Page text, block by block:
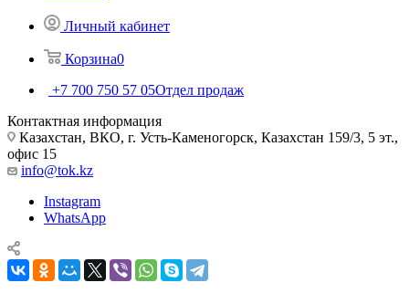
Личный кабинет
Корзина0
+7 700 750 57 05Отдел продаж
Контактная информация
Казахстан, ВКО, г. Усть-Каменогорск, Казахстан 159/3, 5 эт.,
офис 15
info@tok.kz
Instagram
WhatsApp